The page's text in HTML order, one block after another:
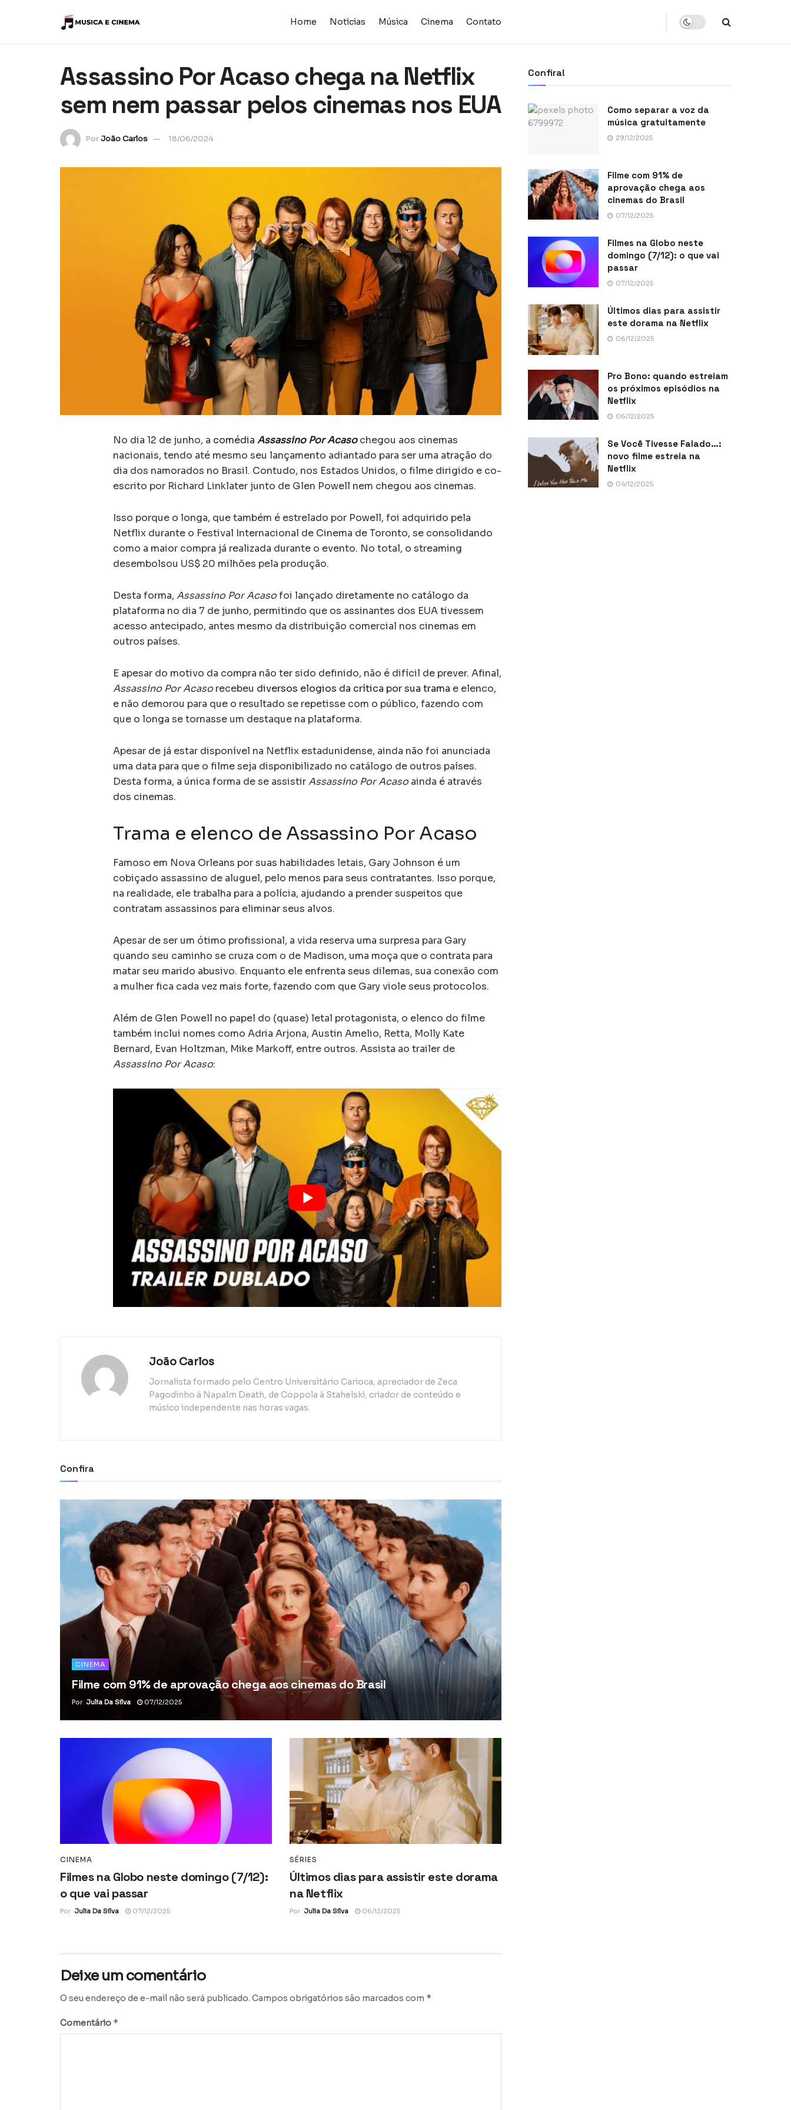
Home Notícias Música Cinema Contato
Assassino Por Acaso chega na Netflix
sem nem passar pelos cinemas nos EUA
PorJoão Carlos 18/06/2024
No dia 12 de junho, a comédia Assassino Por Acasochegou aos cinemas
nacionais, tendo até mesmo seu lançamento adiantado para ser uma atração do
dia dos namorados no Brasil. Contudo, nos Estados Unidos, o filme dirigido e co-
escrito por Richard Linklater junto de Glen Powell nem chegou aos cinemas.
Isso porque o longa, que também é estrelado por Powell, foi adquirido pela
Netflix durante o Festival Internacional de Cinema de Toronto, se consolidando
como a maior compra já realizada durante o evento. No total, o streaming
desembolsou US$ 20 milhões pela produção.
Desta forma, Assassino Por Acasofoi lançado diretamente no catálogo da
plataforma no dia 7 de junho, permitindo que os assinantes dos EUA tivessem
acesso antecipado, antes mesmo da distribuição comercial nos cinemas em
outros países.
E apesar do motivo da compra não ter sido definido, não é difícil de prever. Afinal,
Assassino Por Acasorecebeu diversos elogios da crítica por sua trama e elenco,
e não demorou para que o resultado se repetisse com o público, fazendo com
que o longa se tornasse um destaque na plataforma.
Apesar de já estar disponível na Netflix estadunidense, ainda não foi anunciada
uma data para que o filme seja disponibilizado no catálogo de outros países.
Desta forma, a única forma de se assistirAssassino Por Acasoainda é através
dos cinemas.
Trama e elenco de Assassino Por Acaso
Famoso em Nova Orleans por suas habilidades letais, Gary Johnson é um
cobiçado assassino de aluguel, pelo menos para seus contratantes. Isso porque,
na realidade, ele trabalha para a polícia, ajudando a prender suspeitos que
contratam assassinos para eliminar seus alvos.
Apesar de ser um ótimo profissional, a vida reserva uma surpresa para Gary
quando seu caminho se cruza com o de Madison, uma moça que o contrata para
matar seu marido abusivo. Enquanto ele enfrenta seus dilemas, sua conexão com
a mulher fica cada vez mais forte, fazendo com que Gary viole seus protocolos.
Além de Glen Powell no papel do (quase) letal protagonista, o elenco do filme
também inclui nomes como Adria Arjona, Austin Amelio, Retta, Molly Kate
Bernard, Evan Holtzman, Mike Markoff, entre outros. Assista ao trailer de
Assassino Por Acaso:
João Carlos
Jornalista formado pelo Centro Universitário Carioca, apreciador de Zeca
Pagodinho à Napalm Death, de Coppola à Stahelski, criador de conteúdo e
músico independente nas horas vagas.
Confira
CINEMA
Filme com 91% de aprovação chega aos cinemas do Brasil
Por Julia Da Silva 07/12/2025
CINEMA
Filmes na Globo neste domingo (7/12):
o que vai passar
Por Julia Da Silva 07/12/2025
SÉRIES
Últimos dias para assistir este dorama
na Netflix
Por Julia Da Silva 06/12/2025
Deixe um comentário
O seu endereço de e-mail não será publicado. Campos obrigatórios são marcados com *
Comentário *
Confira!
Como separar a voz da
música gratuitamente
29/12/2025
Filme com 91% de
aprovação chega aos
cinemas do Brasil
07/12/2025
Filmes na Globo neste
domingo (7/12): o que vai
passar
07/12/2025
Últimos dias para assistir
este dorama na Netflix
06/12/2025
Pro Bono: quando estreiam
os próximos episódios na
Netflix
06/12/2025
Se Você Tivesse Falado…:
novo filme estreia na
Netflix
04/12/2025